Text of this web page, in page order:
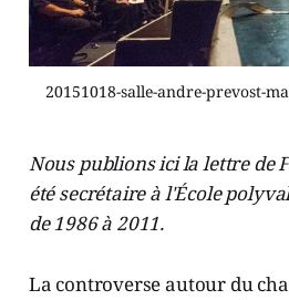
20151018-salle-andre-prevost-
Nous publions ici la lettre de
été secrétaire à l'École
de 1986 à 2011.
La controverse autour du